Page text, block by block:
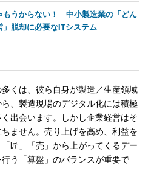
もうからない！ 中小製造業の「どん
」脱却に必要なITシステム
くは、彼ら自身が製造／生産領域
、製造現場のデジタル化には積極
出会います。しかし企業経営はそ
ません。売り上げを高め、利益を
匠」「売」から上がってくるデー
う「算盤」のバランスが重要で